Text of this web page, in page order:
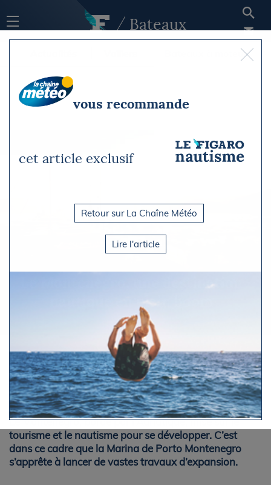
Bateaux
Bateaux à moteur
Le Montenegro, une destination
nautique en plein boom
Par Le Figaro Nautisme
Jeudi 21 février 2013 à 16h30
Le Montenegro, bordé par l’Adriatique, mise sur le
tourisme et le nautisme pour se développer. C’est
dans ce cadre que la Marina de Porto Montenegro
s’apprête à lancer de vastes travaux d’expansion.
vous recommande
cet article exclusif
Retour sur La Chaîne Météo
Lire l'article